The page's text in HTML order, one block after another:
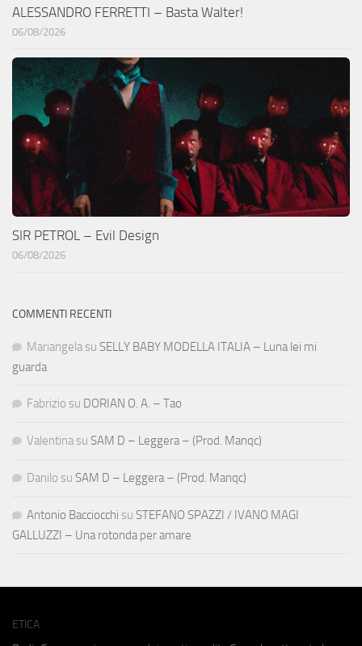
ALESSANDRO FERRETTI – Basta Walter!
06/08/2026
SIR PETROL – Evil Design
06/08/2026
COMMENTI RECENTI
Mariangela su SELLY BABY MODELLA ITALIA – Luna lei mi
guarda
Fabrizio su DORIAN O. A. – Tao
Valentina su SAM D – Leggera – (Prod. Manqc)
Danilo su SAM D – Leggera – (Prod. Manqc)
Antonio Bacciocchi su STEFANO SPAZZI / IVANO MAGI
GALLUZZI – Una rotonda per amare
ETICA